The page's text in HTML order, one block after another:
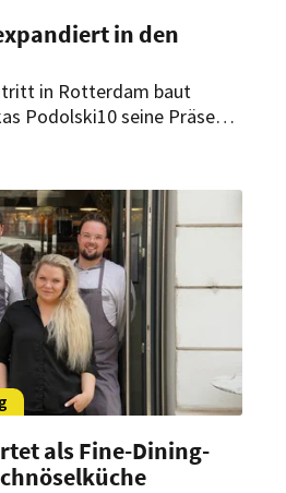
in den
in Rotterdam baut
Podolski10 seine Präsenz
weitere Eröffnungen
als Fine-Dining-